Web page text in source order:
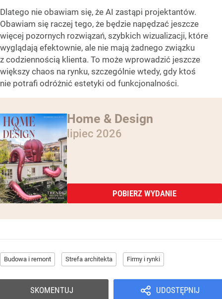
Dlatego nie obawiam się, że AI zastąpi projektantów.
Obawiam się raczej tego, że będzie napędzać jeszcze
więcej pozornych rozwiązań, szybkich wizualizacji, które
wyglądają efektownie, ale nie mają żadnego związku
z codziennością klienta. To może wprowadzić jeszcze
większy chaos na rynku, szczególnie wtedy, gdy ktoś
nie potrafi odróżnić estetyki od funkcjonalności.
Home & Design
lipiec 2026
POBIERZ WYDANIE
Budowa i remont Strefa architekta Firmy i rynki
UDOSTĘPNIJ
SKOMENTUJ